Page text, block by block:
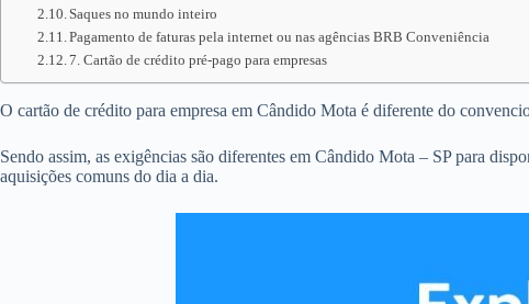
Saques no mundo inteiro
Pagamento de faturas pela internet ou nas agências BRB Conveniência
7. Cartão de crédito pré-pago para empresas
O cartão de crédito para empresa em Cândido Mota é diferente do
Sendo assim, as exigências são diferentes em Cândido Mota – SP para
aquisições comuns do dia a dia.